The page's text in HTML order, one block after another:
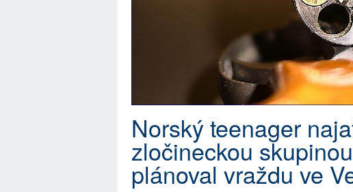
Norský teenager
zločineckou
plánoval vraždu ve